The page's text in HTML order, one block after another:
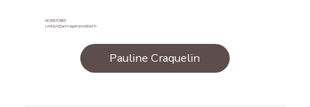
0625870983
contact@ancrageimmobilier.fr
Pauline Craquelin